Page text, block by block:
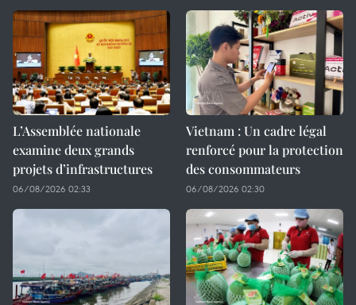
L’Assemblée nationale
examine deux grands
projets d’infrastructures
06/08/2026 02:33
Vietnam : Un cadre légal
renforcé pour la protection
des consommateurs
06/08/2026 02:30